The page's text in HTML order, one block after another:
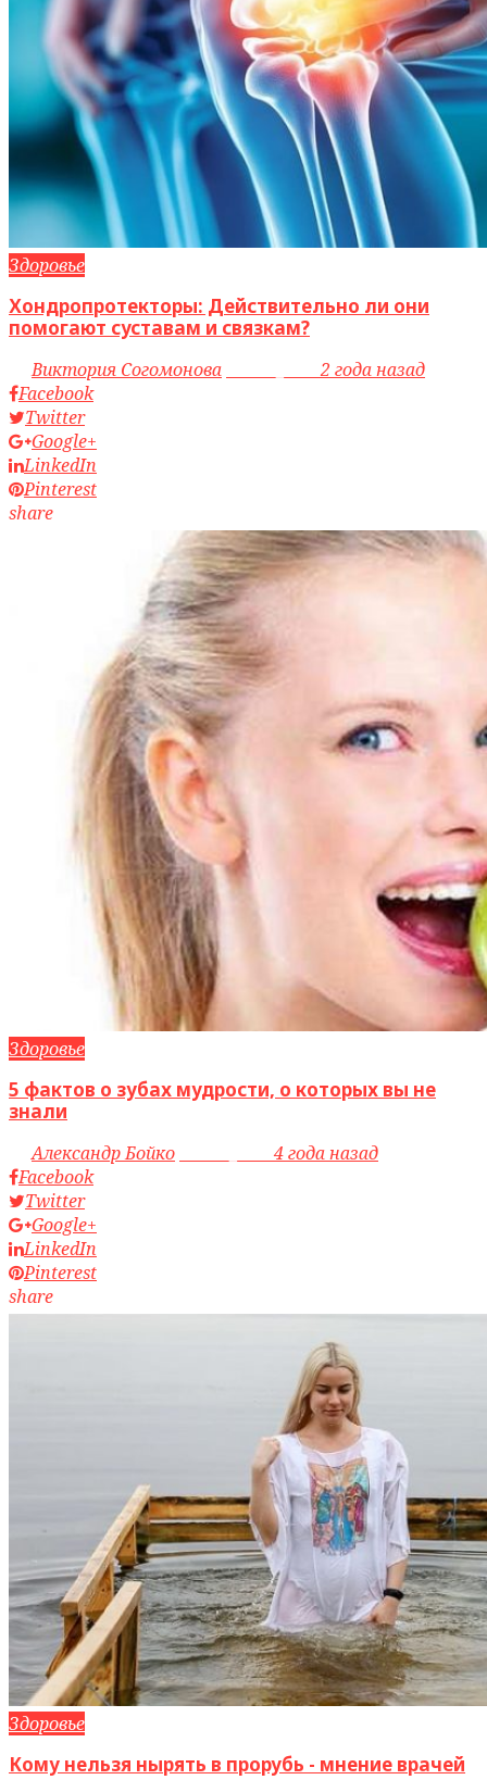
Здоровье
Хондропротекторы: Действительно ли они
помогают суставам и связкам?
byВиктория Согомонова access_time2 года назад
Facebook
Twitter
Google+
LinkedIn
Pinterest
share
Здоровье
5 фактов о зубах мудрости, о которых вы не
знали
byАлександр Бойко
4 года назад
Facebook
Twitter
Google+
LinkedIn
Pinterest
share
Здоровье
Кому нельзя нырять в прорубь - мнение врачей